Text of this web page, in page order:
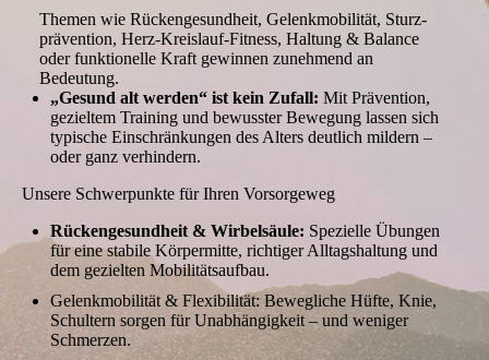
Themen wie Rückengesundheit, Gelenk­mobilität, Sturz­
prävention, Herz-Kreislauf-Fitness, Haltung & Balance
oder funktionelle Kraft gewinnen zunehmend an
Bedeutung.
„Gesund alt werden“ ist kein Zufall: Mit Prävention,
gezieltem Training und bewusster Bewegung lassen sich
typische Einschränkungen des Alters deutlich mildern –
oder ganz verhindern.
Unsere Schwerpunkte für Ihren Vorsorge­weg
Rückengesundheit & Wirbelsäule: Spezielle Übungen
für eine stabile Körpermitte, richtiger Alltagshaltung und
dem gezielten Mobilitätsaufbau.
Gelenk­mobilität & Flexibilität: Bewegliche Hüfte, Knie,
Schultern sorgen für Unabhängigkeit – und weniger
Schmerzen.